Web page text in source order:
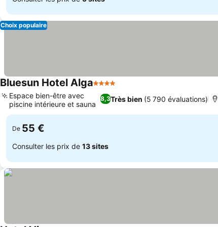
Choix populaire
Bluesun Hotel Alga4 Étoiles
8,3Très bien (5 790 évaluations)
Espace bien-être avec
piscine intérieure et sauna
De 55 €
Consulter les prix de 13 sites